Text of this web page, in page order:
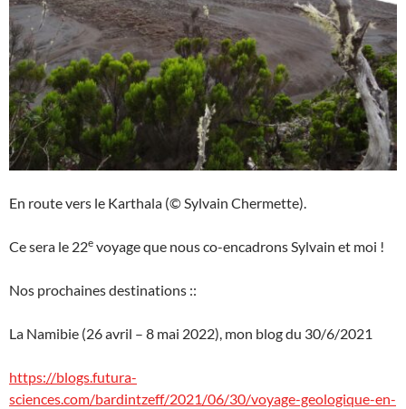
En route vers le Karthala (© Sylvain Chermette).
Ce sera le 22e voyage que nous co-encadrons Sylvain et moi !
Nos prochaines destinations ::
La Namibie (26 avril – 8 mai 2022), mon blog du 30/6/2021
https://blogs.futura-
sciences.com/bardintzeff/2021/06/30/voyage-geologique-en-